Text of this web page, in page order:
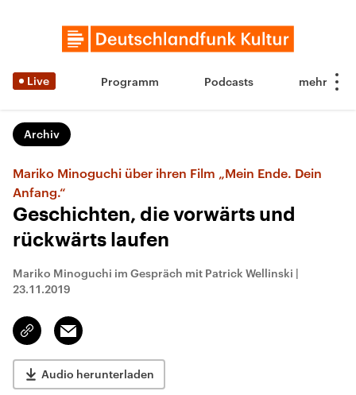
Live Programm Podcasts
Archiv
Mariko Minoguchi über ihren Film „Mein Ende. Dein
Anfang.“
Geschichten, die vorwärts und
rückwärts laufen
Mariko Minoguchi im Gespräch mit Patrick Wellinski |
23.11.2019
Link
kopieren/teilen
Email
Audio herunterladen